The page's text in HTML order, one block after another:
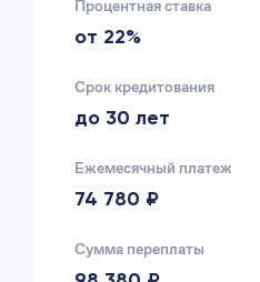
Процентная ставка
от 22%
Срок кредитования
до 30 лет
Ежемесячный платеж
74 780 ₽
Сумма переплаты